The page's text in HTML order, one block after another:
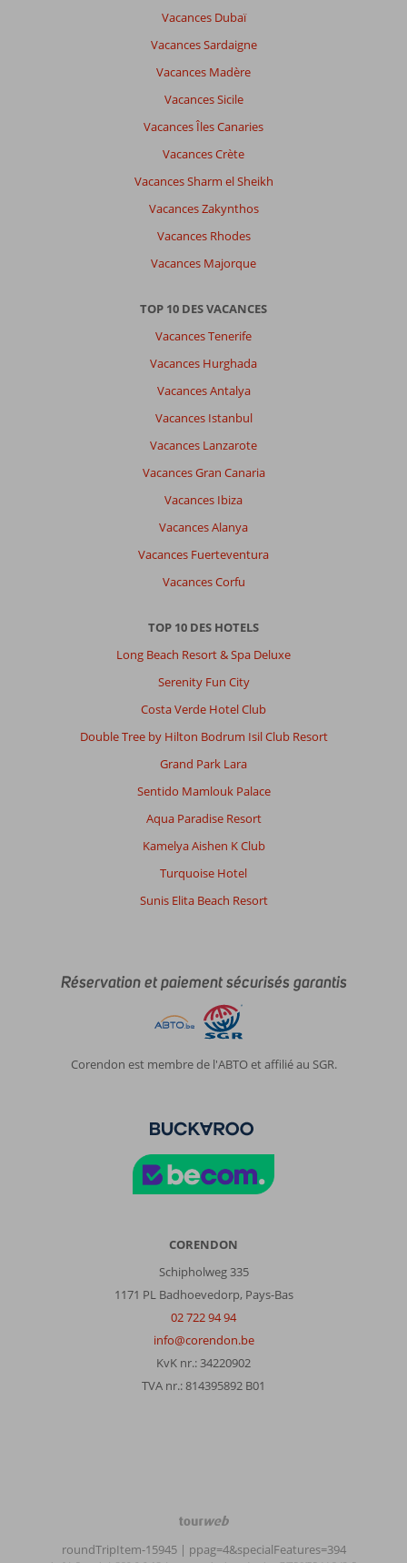
Vacances Dubaï
Vacances Sardaigne
Vacances Madère
Vacances Sicile
Vacances Îles Canaries
Vacances Crète
Vacances Sharm el Sheikh
Vacances Zakynthos
Vacances Rhodes
Vacances Majorque
TOP 10 DES VACANCES
Vacances Tenerife
Vacances Hurghada
Vacances Antalya
Vacances Istanbul
Vacances Lanzarote
Vacances Gran Canaria
Vacances Ibiza
Vacances Alanya
Vacances Fuerteventura
Vacances Corfu
TOP 10 DES HOTELS
Long Beach Resort & Spa Deluxe
Serenity Fun City
Costa Verde Hotel Club
Double Tree by Hilton Bodrum Isil Club Resort
Grand Park Lara
Sentido Mamlouk Palace
Aqua Paradise Resort
Kamelya Aishen K Club
Turquoise Hotel
Sunis Elita Beach Resort
Réservation et paiement sécurisés garantis
Corendon est membre de l'ABTO et affilié au SGR.
CORENDON
Schipholweg 335
1171 PL Badhoevedorp, Pays-Bas
02 722 94 94
info@corendon.be
KvK nr.: 34220902
TVA nr.: 814395892 B01
TourWeb
roundTripItem-15945 | ppag=4&specialFeatures=394